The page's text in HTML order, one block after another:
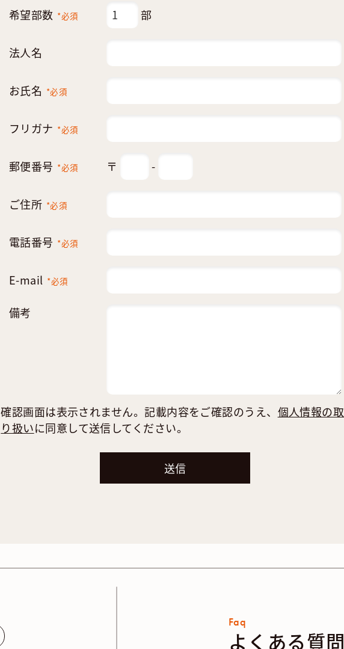
希望部数 *必須 部
法人名
お氏名 *必須
フリガナ *必須
郵便番号 *必須 〒 -
ご住所 *必須
電話番号 *必須
E-mail *必須
備考
確認画面は表示されません。記載内容をご確認のうえ、 個人情報の取
り扱いに同意して送信してください。
Faq
よくある質問